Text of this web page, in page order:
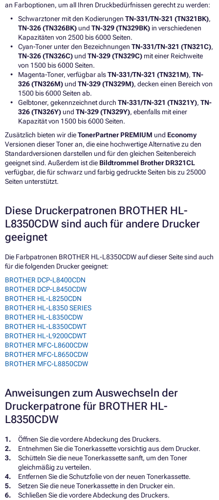
an Farboptionen, um all Ihren Druckbedürfnissen gerecht zu werden:
Schwarztoner mit den Kodierungen TN-331/TN-321 (TN321BK),
TN-326 (TN326BK) und TN-329 (TN329BK) in verschiedenen
Kapazitäten von 2500 bis 6000 Seiten.
Cyan-Toner unter den Bezeichnungen TN-331/TN-321 (TN321C),
TN-326 (TN326C) und TN-329 (TN329C) mit einer Reichweite
von 1500 bis 6000 Seiten.
Magenta-Toner, verfügbar alsTN-331/TN-321 (TN321M), TN-
326 (TN326M) und TN-329 (TN329M), decken einen Bereich von
1500 bis 6000 Seiten ab.
Gelbtoner, gekennzeichnet durch TN-331/TN-321 (TN321Y), TN-
326 (TN326Y) und TN-329 (TN329Y), ebenfalls mit einer
Kapazität von 1500 bis 6000 Seiten.
Zusätzlich bieten wir dieTonerPartner PREMIUM und Economy
Versionen dieser Toner an, die eine hochwertige Alternative zu den
Standardversionen darstellen und für den gleichen Seitenbereich
geeignet sind. Außerdem ist die Bildtrommel Brother DR321CL
verfügbar, die für schwarz und farbig gedruckte Seiten bis zu 25000
Seiten unterstützt.
Diese Druckerpatronen BROTHER HL-
L8350CDW sind auch für andere Drucker
geeignet
Die Farbpatronen BROTHER HL-L8350CDW auf dieser Seite sind auch
für die folgenden Drucker geeignet:
BROTHER DCP-L8400CDN
BROTHER DCP-L8450CDW
BROTHER HL-L8250CDN
BROTHER HL-L8350 SERIES
BROTHER HL-L8350CDW
BROTHER HL-L8350CDWT
BROTHER HL-L9200CDWT
BROTHER MFC-L8600CDW
BROTHER MFC-L8650CDW
BROTHER MFC-L8850CDW
Anweisungen zum Auswechseln der
Druckerpatrone für BROTHER HL-
L8350CDW
Öffnen Sie die vordere Abdeckung des Druckers.
Entnehmen Sie die Tonerkassette vorsichtig aus dem Drucker.
Schütteln Sie die neue Tonerkassette sanft, um den Toner
gleichmäßig zu verteilen.
Entfernen Sie die Schutzfolie von der neuen Tonerkassette.
Setzen Sie die neue Tonerkassette in den Drucker ein.
Schließen Sie die vordere Abdeckung des Druckers.